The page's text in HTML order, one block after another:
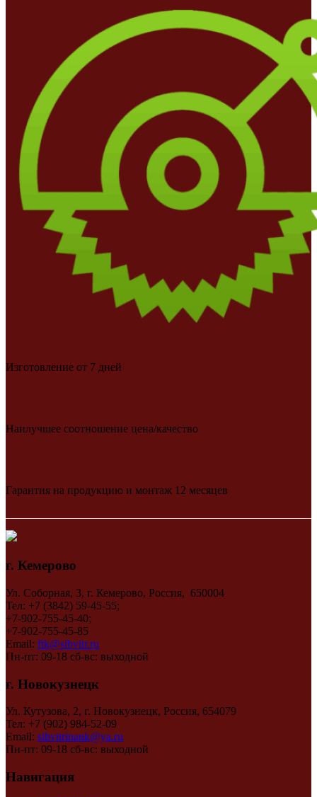
Изготовление от 7 дней
Наилучшее соотношение цена/качество
Гарантия на продукцию и монтаж 12 месяцев
г. Кемерово
Ул. Соборная, 3, г. Кемерово, Россия, 650004
Тел: +7 (3842) 59-45-55;
+7-902-755-45-40;
+7-902-755-45-85
Email: ftk@sibvitr.ru
Пн-пт: 09-18 сб-вс: выходной
г. Новокузнецк
Ул. Кутузова, 2, г. Новокузнецк, Россия, 654079
Тел: +7 (902) 984-52-09
Email: sibvitrinank@ya.ru
Пн-пт: 09-18 сб-вс: выходной
Навигация